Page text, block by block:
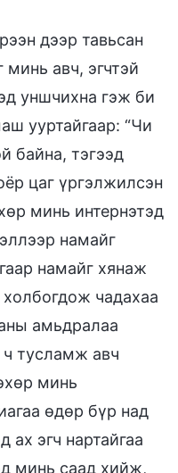
дээр тавьсан
авч, эгчтэй
уншчихна гэж би
ууртайгаар: “Чи
байна, тэгээд
цаг үргэлжилсэн
минь интернэтэд
намайг
намайг хянаж
холбогдож чадахаа
амьдралаа
тусламж авч
минь
өдөр бүр над
ах эгч нартайгаа
минь саад хийж,